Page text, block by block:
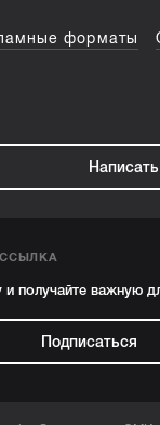
форматы
и получайте важную
Подписаться